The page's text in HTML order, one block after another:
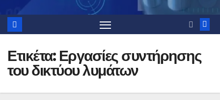
Ετικέτα: Εργασίες συντήρησης
του δικτύου λυμάτων